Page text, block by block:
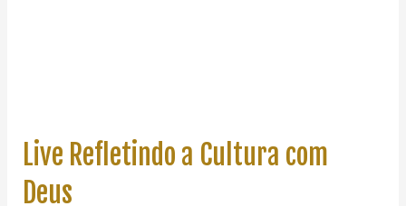
Live Refletindo a Cultura com
Deus